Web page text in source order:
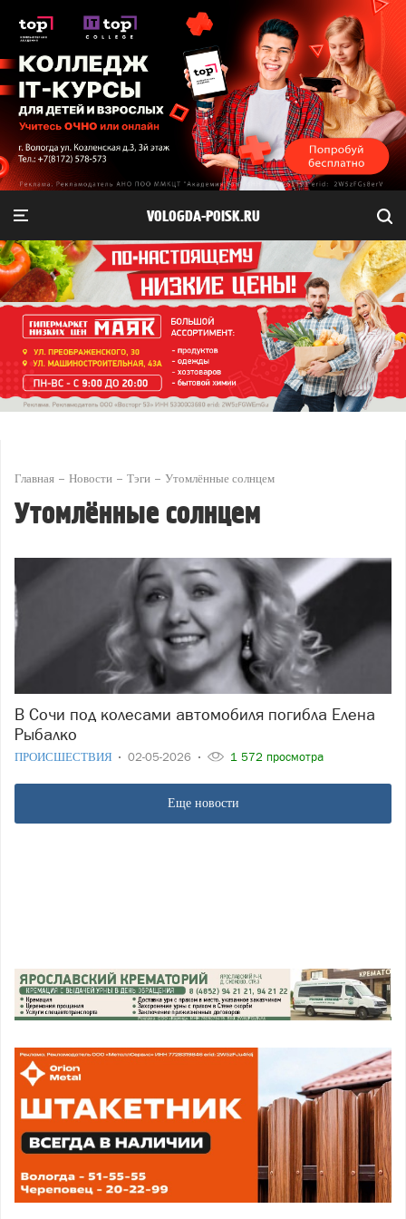
VOLOGDA-POISK.RU
Главная Новости Тэги Утомлённые солнцем
Утомлённые солнцем
В Сочи под колесами автомобиля погибла Елена
Рыбалко
ПРОИСШЕСТВИЯ 02-05-2026 1 572 просмотра
Еще новости